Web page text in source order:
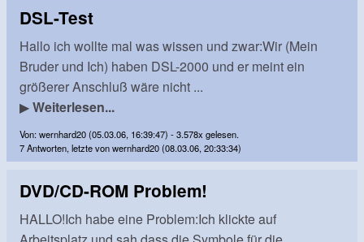
DSL-Test
Hallo ich wollte mal was wissen und zwar:Wir (Mein
Bruder und Ich) haben DSL-2000 und er meint ein
größerer Anschluß wäre nicht ...
▶Weiterlesen...
Von: wernhard20 (05.03.06, 16:39:47) - 3.578x gelesen.
7 Antworten, letzte von wernhard20 (08.03.06, 20:33:34)
DVD/CD-ROM Problem!
HALLO!Ich habe eine Problem:Ich klickte auf